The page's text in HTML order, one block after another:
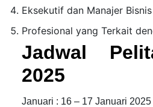
Eksekutif dan Manajer Bisnis
Profesional yang Terkait
Jadwal
2025
Januari : 16 – 17 Januari 2025